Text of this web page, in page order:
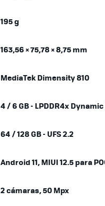
195 g
163,56 × 75,78 × 8,75 mm
MediaTek Dimensity 810
4 / 6 GB - LPDDR4x Dynamic
64 / 128 GB - UFS 2.2
Android 11, MIUI 12.5 para
2 cámaras, 50 Mpx